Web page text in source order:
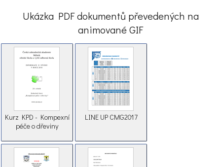
Ukázka PDF dokumentů převedených na
animované GIF
Kurz KPD - Kompexní
péče o dřeviny
LINE UP CMG2017